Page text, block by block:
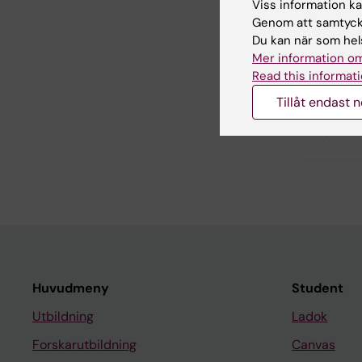
Redaktör:
Sidan
Huvudmeny
Utbildning
Forskarutbildning
Student
Ladok
Canvas
Viss information
Genom att
Du kan när som
Mer information
Read this
Tillåt endast